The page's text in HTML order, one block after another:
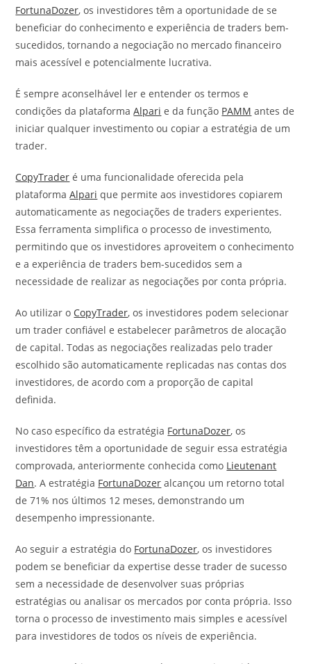
FortunaDozer, os investidores têm a oportunidade de se
beneficiar do conhecimento e experiência de traders bem-
sucedidos, tornando a negociação no mercado financeiro
mais acessível e potencialmente lucrativa.
É sempre aconselhável ler e entender os termos e
condições da plataformaAlpari e da função PAMM antes de
iniciar qualquer investimento ou copiar a estratégia de um
trader.
CopyTrader é uma funcionalidade oferecida pela
plataformaAlpari que permite aos investidores copiarem
automaticamente as negociações de traders experientes.
Essa ferramenta simplifica o processo de investimento,
permitindo que os investidores aproveitem o conhecimento
e a experiência de traders bem-sucedidos sem a
necessidade de realizar as negociações por conta própria.
Ao utilizar o CopyTrader, os investidores podem selecionar
um trader confiável e estabelecer parâmetros de alocação
de capital. Todas as negociações realizadas pelo trader
escolhido são automaticamente replicadas nas contas dos
investidores, de acordo com a proporção de capital
definida.
No caso específico da estratégia FortunaDozer, os
investidores têm a oportunidade de seguir essa estratégia
comprovada, anteriormente conhecida como Lieutenant
Dan. A estratégia FortunaDozer alcançou um retorno total
de 71% nos últimos 12 meses, demonstrando um
desempenho impressionante.
Ao seguir a estratégia do FortunaDozer, os investidores
podem se beneficiar da expertise desse trader de sucesso
sem a necessidade de desenvolver suas próprias
estratégias ou analisar os mercados por conta própria. Isso
torna o processo de investimento mais simples e acessível
para investidores de todos os níveis de experiência.